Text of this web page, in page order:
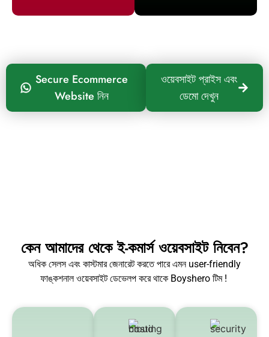
Secure Ecommerce
Website নিন
ওয়েবসাইট প্রাইস এবং
ডেমো দেখুন
কেন আমাদের থেকে ই-কমার্স ওয়েবসাইট নিবেন?
অধিক সেলস এবং কাস্টমার জেনারেট করতে পারে এমন user-friendly
ফাঙ্কশনাল ওয়েবসাইট ডেভেলপ করে থাকে Boyshero টিম !